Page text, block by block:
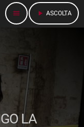
menu play_arrow ASCOLTA
LA